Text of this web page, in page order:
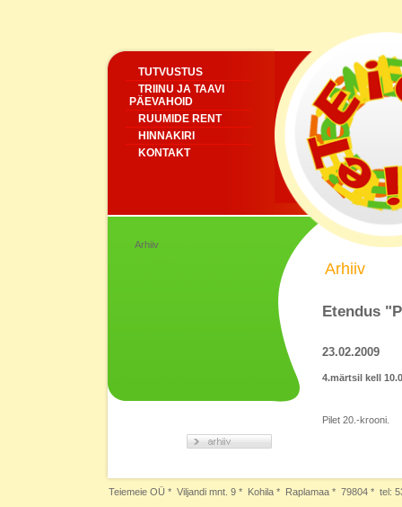
TUTVUSTUS
TRIINU JA TAAVI
PÄEVAHOID
RUUMIDE RENT
HINNAKIRI
KONTAKT
Arhiiv
Arhiiv
Etendus
23.02.2009
4.märtsil kell
Pilet 20.-krooni.
Teiemeie OÜ * Viljandi mnt. 9 * Kohila * Raplamaa * 79804 * tel: